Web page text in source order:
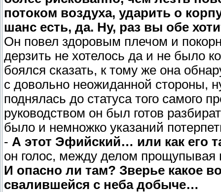
потоком воздуха, ударить о
шанс есть, да. Ну, раз вы обе
Он повел здоровым плечом и
дерзить не хотелось да и не было
боялся сказать, к тому же она
с довольно неожиданной стороны,
поднялась до статуса того самого
руководством он был готов
было и немножко указаний
- А этот Эфийский… или как его
он голос, между делом прощупывая
И опасно ли там? Зверье какое
свалившейся с неба добыче…